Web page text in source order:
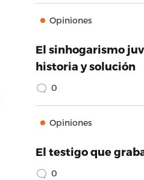
Opiniones
El sinhogarismo
historia y solución
0
Opiniones
El testigo que
0